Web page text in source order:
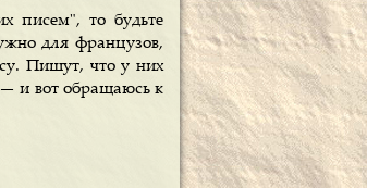
писем", то будьте
для французов,
Пишут, что у них
и вот обращаюсь к